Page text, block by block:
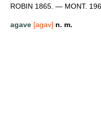
ROBIN 1865. — MONT.
agave [agav] n. m.